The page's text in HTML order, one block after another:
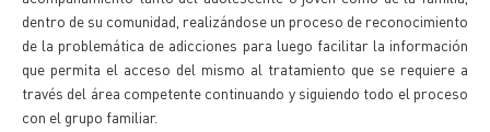
dentro de su comunidad, realizándose un proceso de reconocimiento
de la problemática de adicciones para luego facilitar la información
que permita el acceso del mismo al tratamiento que se requiere a
través del área competente continuando y siguiendo todo el proceso
con el grupo familiar.